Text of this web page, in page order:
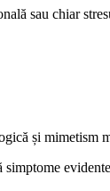
sau chiar
și